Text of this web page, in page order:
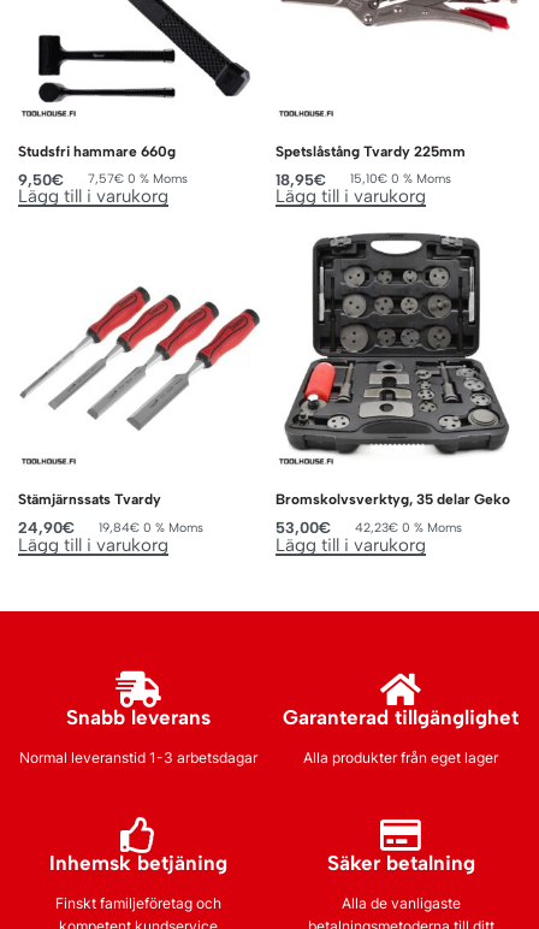
Studsfri hammare 660g
9,50€ 7,57€ 0 % Moms
Lägg till i varukorg
Spetslåstång Tvardy 225mm
18,95€ 15,10€ 0 % Moms
Lägg till i varukorg
Stämjärnssats Tvardy
24,90€ 19,84€ 0 % Moms
Lägg till i varukorg
Bromskolvsverktyg, 35 delar Geko
53,00€ 42,23€ 0 % Moms
Lägg till i varukorg
Snabb leverans
Normal leveranstid 1-3 arbetsdagar
Garanterad tillgänglighet
Alla produkter från eget lager
Inhemsk betjäning
Finskt familjeföretag och
Säker betalning
Alla de vanligaste